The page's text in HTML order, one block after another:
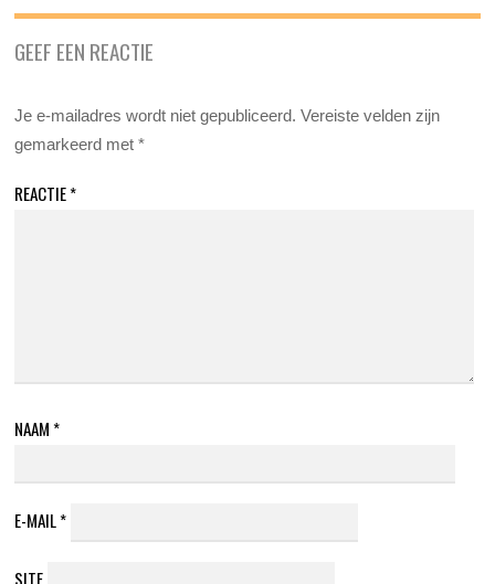
GEEF EEN REACTIE
Je e-mailadres wordt niet gepubliceerd. Vereiste velden zijn
gemarkeerd met*
REACTIE*
NAAM *
E-MAIL*
SITE